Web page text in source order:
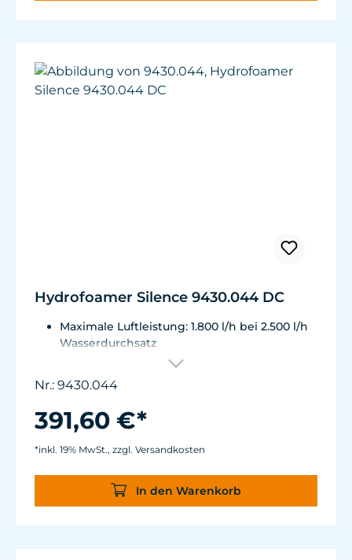
Hydrofoamer Silence 9430.044 DC
Maximale Luftleistung: 1.800 l/h bei 2.500 l/h
Wasserdurchsatz
Energieverbrauch: ca. 38 W (max. ohne Luft
Netzteil: 100-240V / 50-60Hz Kabellänge: 3 m
bis zum Turbelle® Controller
Nr.: 9430.044
391,60 €*
*inkl. 19% MwSt., zzgl. Versandkosten
In den Warenkorb